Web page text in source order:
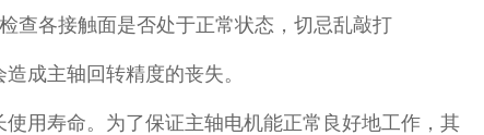
查各接触面是否处于正常状态，切忌乱敲打
成主轴回转精度的丧失。
用寿命。为了保证主轴电机能正常良好地工作，其